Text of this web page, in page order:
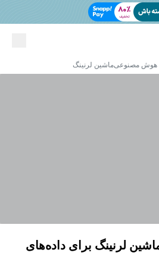
هوش مصنوعیماشین لرنینگ
لرنینگ برای داده‌های